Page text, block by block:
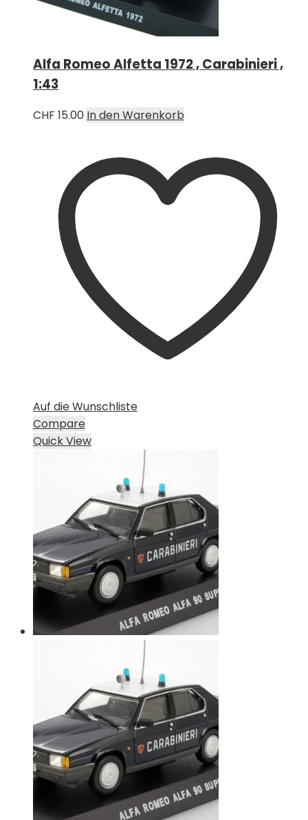
Alfa Romeo Alfetta 1972 , Carabinieri ,
1:43
CHF 15.00 In den Warenkorb
Auf die Wunschliste
Compare
Quick View